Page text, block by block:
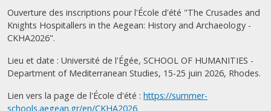
Ouverture des inscriptions pour l'École d'été "The Crusades and
Knights Hospitallers in the Aegean: History and Archaeology -
CKHA2026".
Lieu et date : Université de l'Égée, SCHOOL OF HUMANITIES -
Department of Mediterranean Studies, 15-25 juin 2026, Rhodes.
Lien vers la page de l'École d'été : https://summer-
schools.aegean.gr/en/CKHA2026